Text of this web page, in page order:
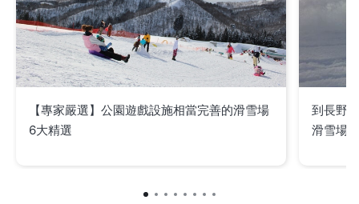
【專家嚴選】公園遊戲設施相當完善的滑雪場
6大精選
到長野
滑雪場